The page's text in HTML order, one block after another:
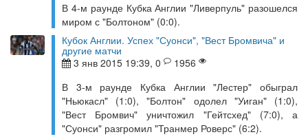
В 4-м раунде Кубка Англии "Ливерпуль" разошелся
миром с "Болтоном" (0:0).
Кубок Англии. Успех "Суонси", "Вест Бромвича" и
другие матчи
3 янв 2015 19:39, 0
1956
В 3-м раунде Кубка Англии "Лестер" обыграл
"Ньюкасл" (1:0), "Болтон" одолел "Уиган" (1:0),
"Вест Бромвич" уничтожил "Гейтсхед" (7:0), а
"Суонси" разгромил "Транмер Роверс" (6:2).